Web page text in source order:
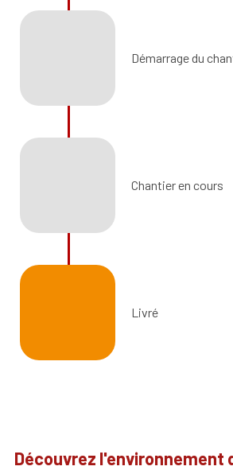
Démarrage du
Chantier en cours
Livré
Découvrez l'environnement